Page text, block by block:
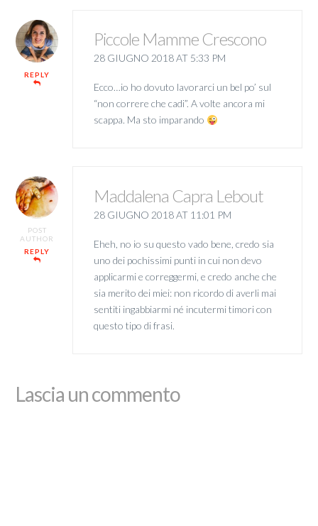
REPLY
Piccole Mamme Crescono
28 GIUGNO 2018 AT 5:33 PM
Ecco…io ho dovuto lavorarci un bel po’ sul
“non correre che cadi”. A volte ancora mi
scappa. Ma sto imparando
POST
AUTHOR
REPLY
Maddalena Capra Lebout
28 GIUGNO 2018 AT 11:01 PM
Eheh, no io su questo vado bene, credo sia
uno dei pochissimi punti in cui non devo
applicarmi e correggermi, e credo anche che
sia merito dei miei: non ricordo di averli mai
sentiti ingabbiarmi né incutermi timori con
questo tipo di frasi.
Lascia un commento